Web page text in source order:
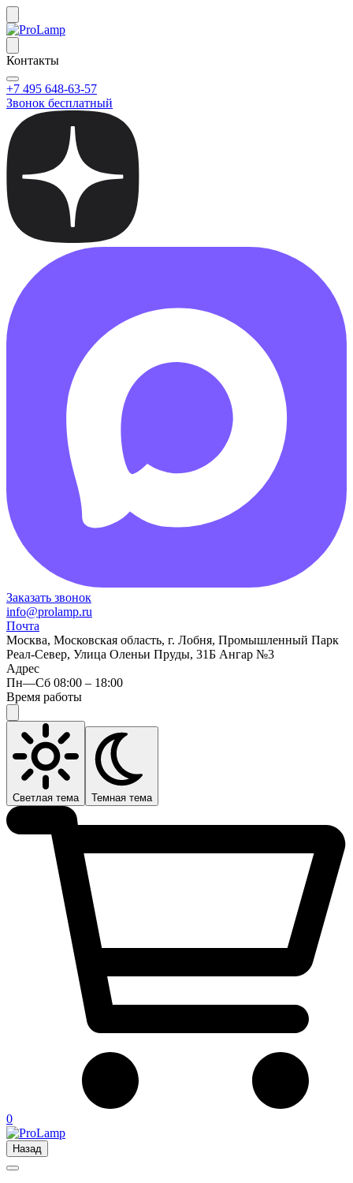
Контакты
+7 495 648-63-57
Звонок бесплатный
Заказать звонок
info@prolamp.ru
Почта
Москва, Московская область, г. Лобня, Промышленный Парк
Реал-Север, Улица Оленьи Пруды, 31Б Ангар №3
Адрес
Пн—Сб 08:00 – 18:00
Время работы
Светлая тема Темная тема
0
Назад